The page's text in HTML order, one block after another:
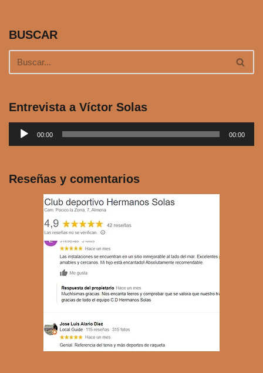
BUSCAR
Entrevista a Víctor Solas
o
00:00 00:00
Reseñas y comentarios